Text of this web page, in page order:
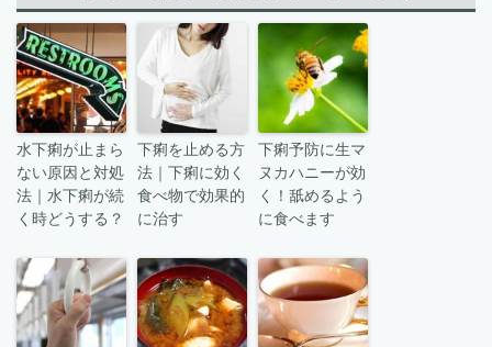
水下痢が止まら
ない原因と対処
法｜水下痢が続
く時どうする？
下痢を止める方
法｜下痢に効く
食べ物で効果的
に治す
下痢予防に生マ
ヌカハニーが効
く！舐めるよう
に食べます